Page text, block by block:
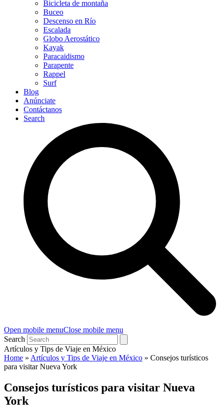
Bicicleta de montaña
Buceo
Descenso en Río
Escalada
Globo Aerostático
Kayak
Paracaidismo
Parapente
Rappel
Surf
Blog
Anúnciate
Contáctanos
Search
Open mobile menuClose mobile menu
Search
Artículos y Tips de Viaje en México
Home » Artículos y Tips de Viaje en México » Consejos turísticos
para visitar Nueva York
Consejos turísticos para visitar Nueva
York